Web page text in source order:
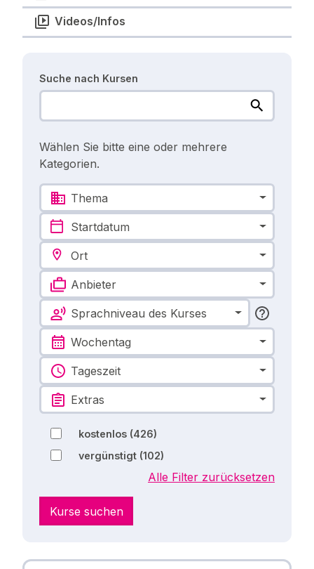
Videos/Infos
Suche nach Kursen
Wählen Sie bitte eine oder mehrere
Kategorien.
Thema
Startdatum
Ort
Anbieter
Sprachniveau des Kurses
Wochentag
Tageszeit
Extras
kostenlos (426)
vergünstigt (102)
Alle Filter zurücksetzen
Kurse suchen